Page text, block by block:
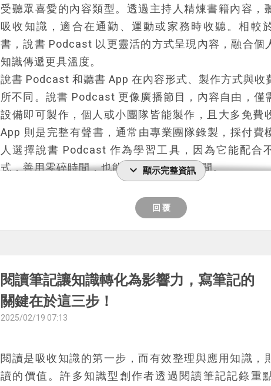
心態，理解相關問題而非成為專家；對於歷史書，則
相關書籍，理解不同視角的歷史敘事。
儘管這本經典之作對閱讀方法的結構化貢獻巨大，
點。許多讀者反映，書中過於琢磨細節，作者的表達
需要反覆閱讀才能理解。
對於當代讀者而言，不妨先從近年出版的閱讀方法
《 雪球速讀法 》、《間歇高效率的三次閱讀法》等，
讀技巧後，再決定是否深入這本閱讀學的經典著作。
艾德勒與范多倫的貢獻在於系統化整理了閱讀的層次
後世讀者留下了寶貴的閱讀指南。
完整書評 ，也歡迎你閱讀
受聽眾喜愛的內容類型。透過主持人精煉書籍內容，
吸收知識，適合在通勤、運動或家務時收聽。相較
書，說書 Podcast 以更靈活的方式呈現內容，融合個
知識傳遞更具溫度。
說書 Podcast 和聽書 App 在內容形式、製作方式與收
所不同。說書 Podcast 更像廣播節目，內容自由，僅
設備即可製作，個人或小團隊皆能製作，且大多免費
App 則是完整有聲書，通常由專業團隊錄製，採付費
人選擇說書 Podcast 作為學習工具，因為它能配合
式，善用零碎時間，也能幫助節省閱讀時間。
目前市場上有許多優質說書 Podcast，根據不同模式
說書、雙人對談及來賓訪談。單人說書節目適合喜
高、節奏明快的聽眾，如《文森說書》、《下一本讀
目則適合想聽專業人士分享書籍內容的聽眾，如《
o》、《迷誠品》、《商周 Bar》。
選擇適合的說書 Podcast 可依主題、主持風格與個人
r》、《郝聲音》。若偏好獨白式說書，可選擇《村
《山姆書書》；若喜歡對談交流，可考慮《閱讀提案
expand_more 顯示完整資訊
回 覆
閱讀筆記讓知識轉化為影響力，寫筆記的
關鍵在於這三步！
2025/02/19 07:13
閱讀是吸收知識的第一步，而有效整理與應用知識，
讀的價值。許多知識型創作者透過閱讀筆記記錄重